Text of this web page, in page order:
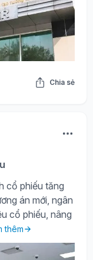
Chia sẻ
cổ phiếu tăng
án mới, ngân
cổ phiếu, nâng
thêm